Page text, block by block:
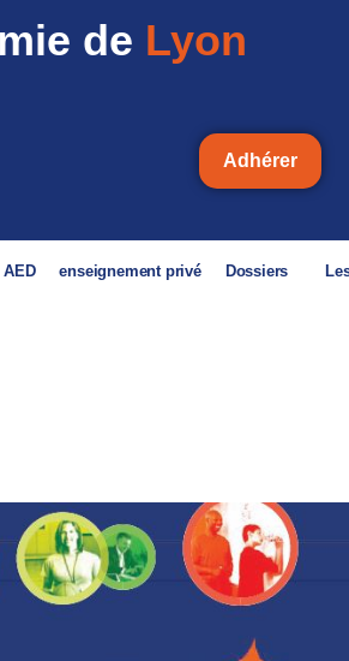
de Lyon
Adhérer
AED enseignement privé Dossiers